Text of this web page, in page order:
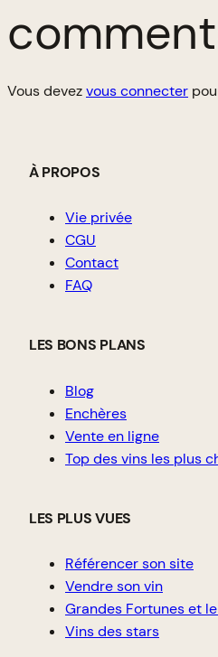
Vous devezvous connecter
À PROPOS
Vie privée
CGU
Contact
FAQ
LES BONS PLANS
Blog
Enchères
Vente en ligne
Top des vins les plus
LES PLUS VUES
Référencer son site
Vendre son vin
Grandes Fortunes et
Vins des stars